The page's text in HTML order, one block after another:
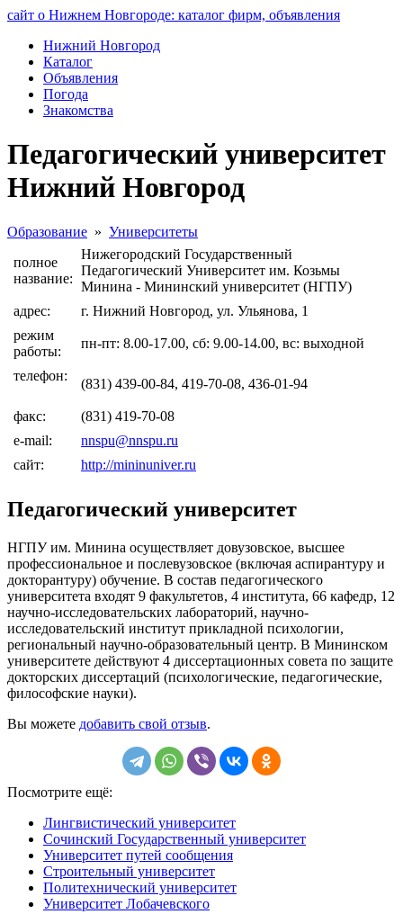
сайт о Нижнем Новгороде: каталог фирм, объявления
Нижний Новгород
Каталог
Объявления
Погода
Знакомства
Педагогический университет
Нижний Новгород
Образование » Университеты
полное
название:
Нижегородский Государственный
Педагогический Университет им. Козьмы
Минина - Мининский университет (НГПУ)
адрес:
г. Нижний Новгород, ул. Ульянова, 1
режим
работы:
пн-пт: 8.00-17.00, сб: 9.00-14.00, вс: выходной
телефон:
(831) 439-00-84, 419-70-08, 436-01-94
факс:
(831) 419-70-08
e-mail:
nnspu@nnspu.ru
сайт:
http://mininuniver.ru
Педагогический университет
НГПУ им. Минина осуществляет довузовское, высшее
профессиональное и послевузовское (включая аспирантуру и
докторантуру) обучение. В состав педагогического
университета входят 9 факультетов, 4 института, 66 кафедр, 12
научно-исследовательских лабораторий, научно-
исследовательский институт прикладной психологии,
региональный научно-образовательный центр. В Мининском
университете действуют 4 диссертационных совета по защите
докторских диссертаций (психологические, педагогические,
философские науки).
Вы можете добавить свой отзыв.
Посмотрите ещё:
Лингвистический университет
Сочинский Государственный университет
Университет путей сообщения
Строительный университет
Политехнический университет
Университет Лобачевского